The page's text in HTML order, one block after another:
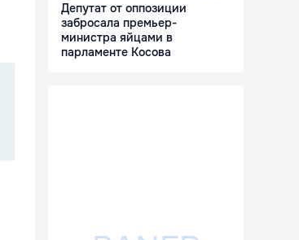
Депутат от оппозиции
забросала премьер-
министра яйцами в
парламенте Косова